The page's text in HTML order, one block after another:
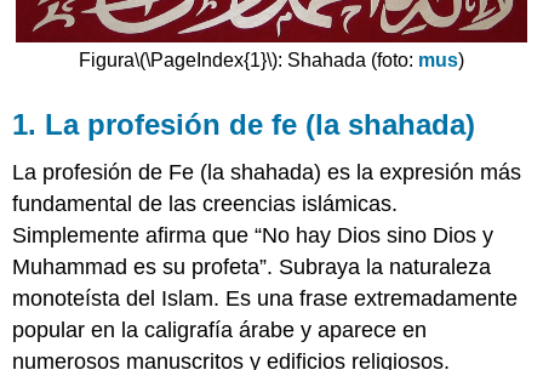
o
peregrinación
Meca
adicionales:
Imágenes
SmartHistory
para
la
enseñanza
y
Figura\(\PageIndex{1}\): Shahada (foto: mus)
1. La profesión de fe (la shahada)
La profesión de Fe (la shahada) es la expresión más
fundamental de las creencias islámicas.
Simplemente afirma que “No hay Dios sino Dios y
Muhammad es su profeta”. Subraya la naturaleza
monoteísta del Islam. Es una frase extremadamente
popular en la caligrafía árabe y aparece en
numerosos manuscritos y edificios religiosos.